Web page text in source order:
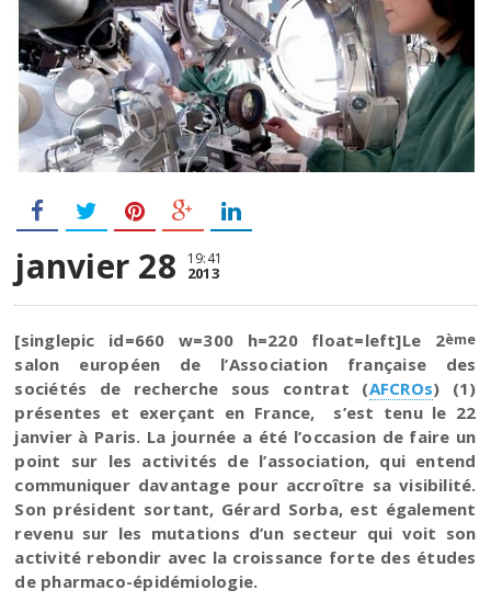
janvier 28 19:41
2013
[singlepic id=660 w=300 h=220 float=left]Le 2ème
salon européen de l’Association française des
sociétés de recherche sous contrat (AFCROs) (1)
présentes et exerçant en France, s’est tenu le 22
janvier à Paris. La journée a été l’occasion de faire un
point sur les activités de l’association, qui entend
communiquer davantage pour accroître sa visibilité.
Son président sortant, Gérard Sorba, est également
revenu sur les mutations d’un secteur qui voit son
activité rebondir avec la croissance forte des études
de pharmaco-épidémiologie.